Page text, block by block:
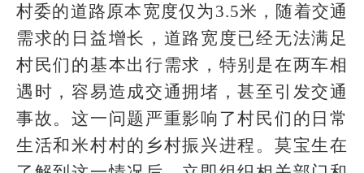
村委的道路原本宽度仅为3.5米，随着交通
需求的日益增长，道路宽度已经无法满足
村民们的基本出行需求，特别是在两车相
遇时，容易造成交通拥堵，甚至引发交通
事故。这一问题严重影响了村民们的日常
生活和米村村的乡村振兴进程。莫宝生在